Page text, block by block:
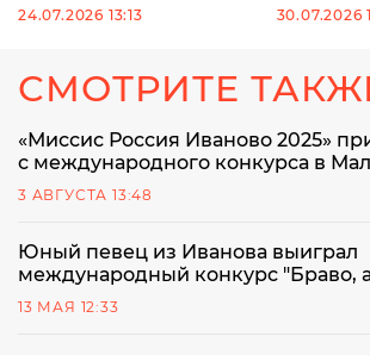
24.07.2026 13:13 30.07.2026
СМОТРИТЕ
«Миссис Россия Иваново 2025»
с международного конкурса в
3 АВГУСТА 13:48
Юный певец из Иванова выиграл
международный конкурс "Браво,
13 МАЯ 12:33